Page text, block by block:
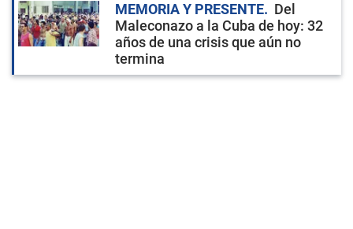
MEMORIA Y PRESENTE
Del
Maleconazo a la Cuba de hoy: 32
años de una crisis que aún no
termina